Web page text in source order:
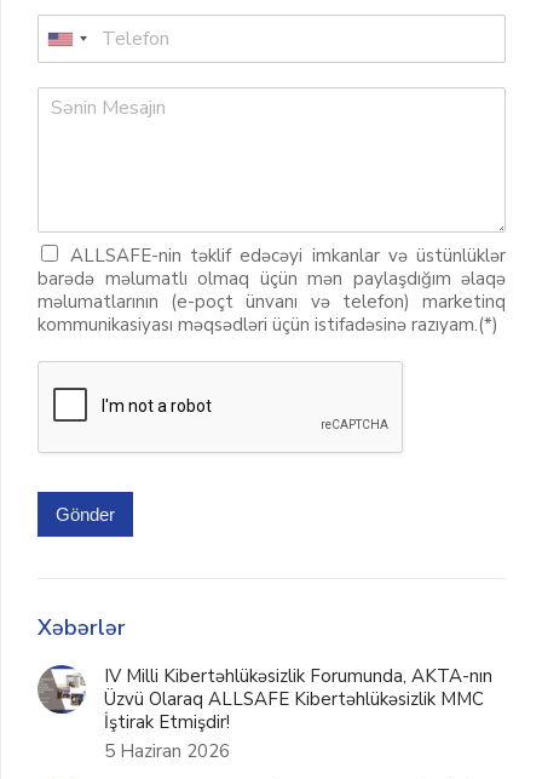
ALLSAFE-nin təklif edəcəyi imkanlar və üstünlüklər
barədə məlumatlı olmaq üçün mən paylaşdığım əlaqə
məlumatlarının (e-poçt ünvanı və telefon) marketinq
kommunikasiyası məqsədləri üçün istifadəsinə razıyam.(*)
Gönder
Xəbərlər
IV Milli Kibertəhlükəsizlik Forumunda, AKTA-nın
Üzvü Olaraq ALLSAFE Kibertəhlükəsizlik MMC
İştirak Etmişdir!
5 Haziran 2026